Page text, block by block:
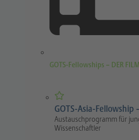
GOTS-Fellowships – DER FILM
GOTS-Asia-Fellowship
Austauschprogramm für
Wissenschaftler